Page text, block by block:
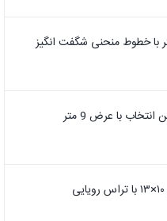
با عرض 9 متر